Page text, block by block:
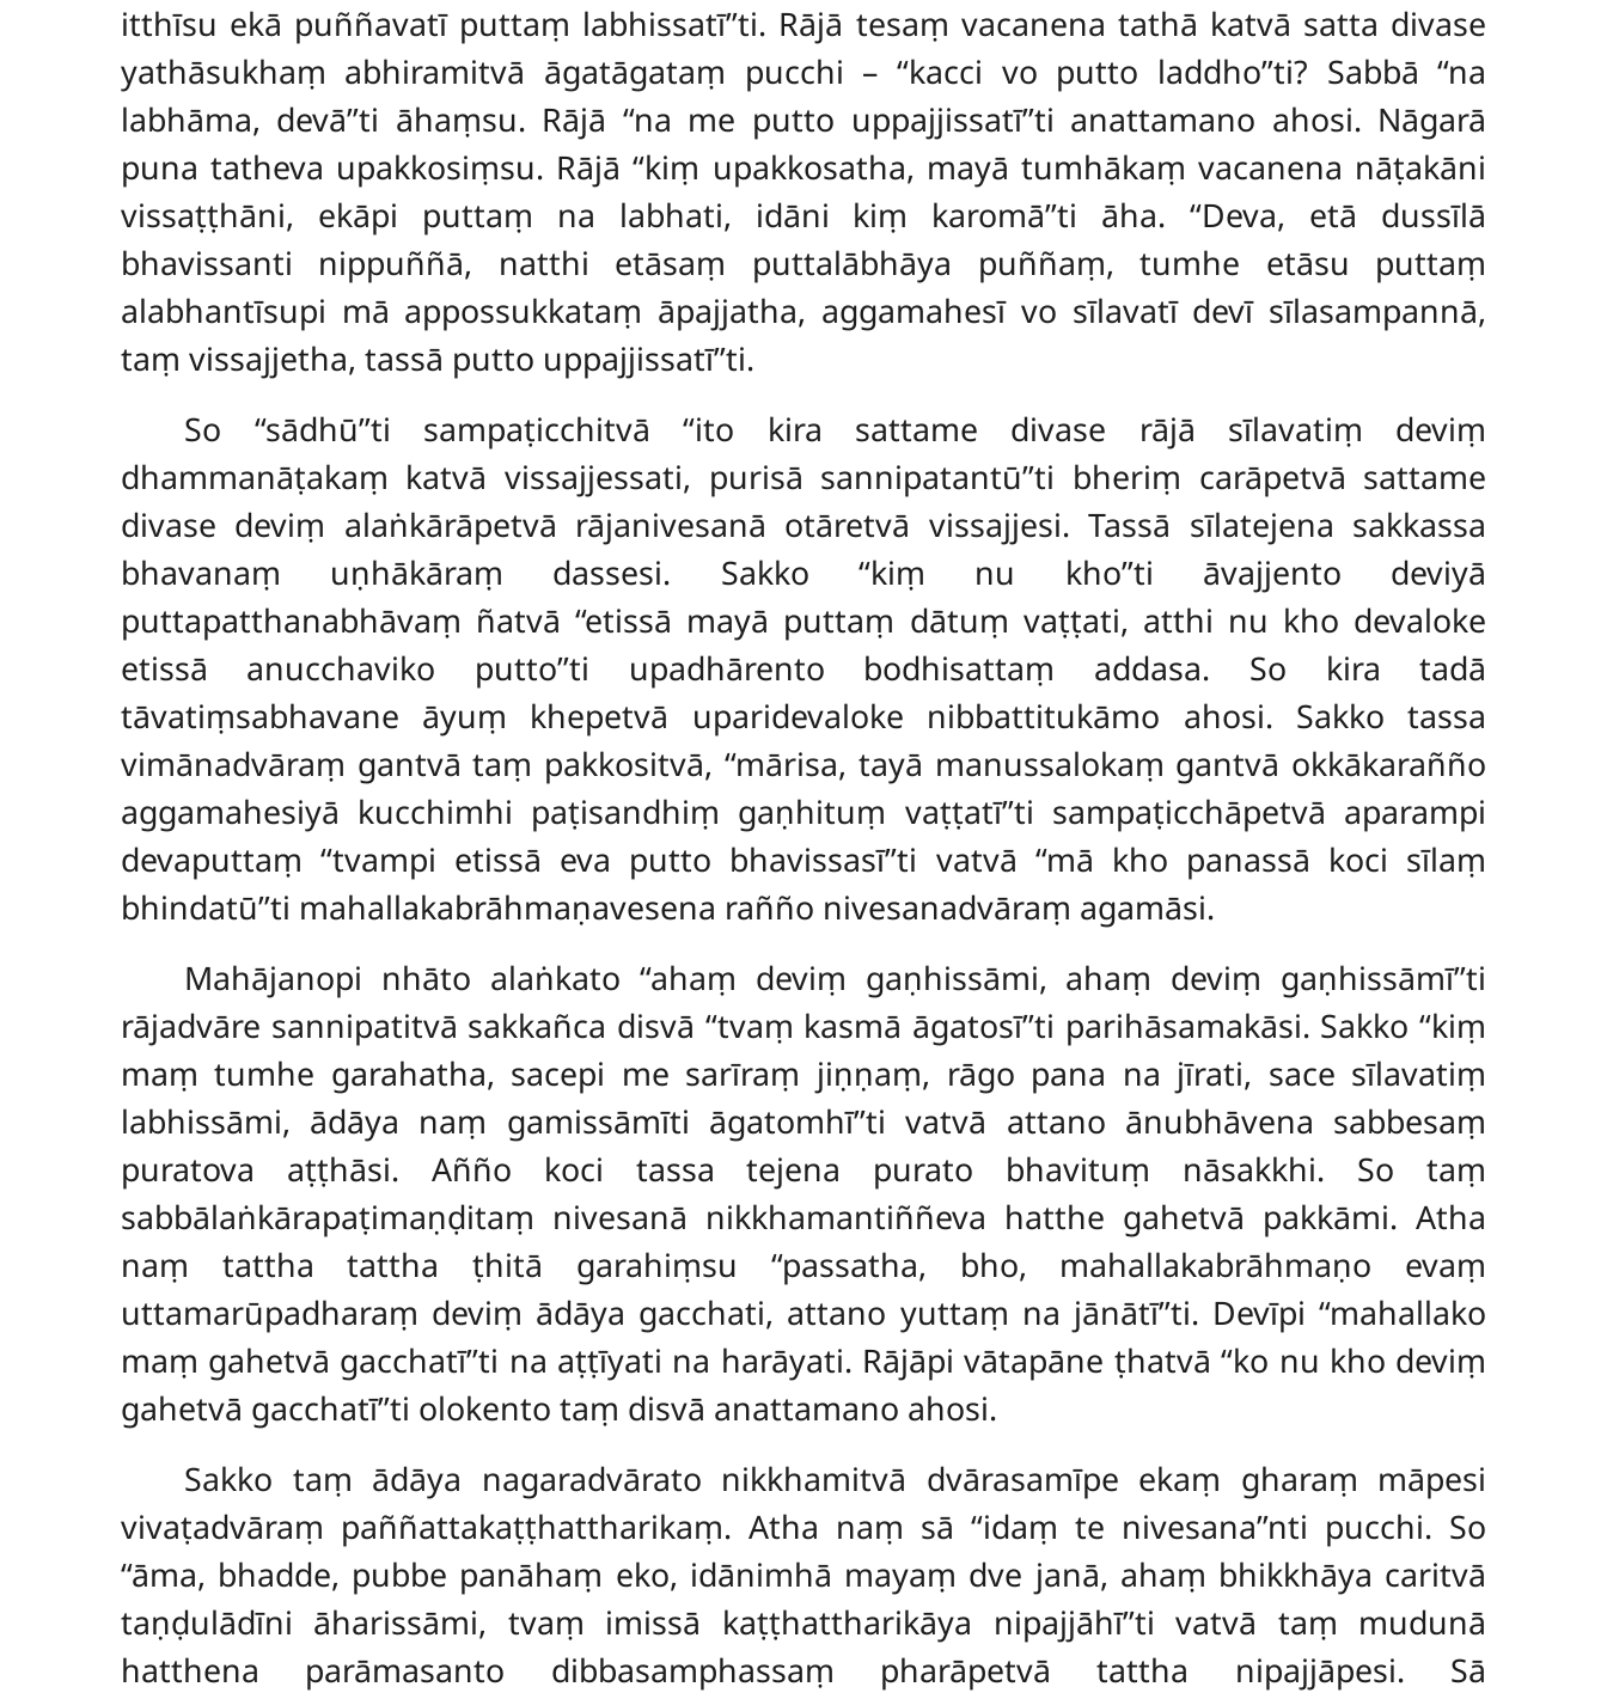
itthīsu ekā puññavatī puttaṃ labhissatī’’ti. Rājā tesaṃ vacanena tathā katvā satta divase
yathāsukhaṃ abhiramitvā āgatāgataṃ pucchi – ‘‘kacci vo putto laddho’’ti? Sabbā ‘‘na
labhāma, devā’’ti āhaṃsu. Rājā ‘‘na me putto uppajjissatī’’ti anattamano ahosi. Nāgarā
puna tatheva upakkosiṃsu. Rājā ‘‘kiṃ upakkosatha, mayā tumhākaṃ vacanena nāṭakāni
vissaṭṭhāni, ekāpi puttaṃ na labhati, idāni kiṃ karomā’’ti āha. ‘‘Deva, etā dussīlā
bhavissanti nippuññā, natthi etāsaṃ puttalābhāya puññaṃ, tumhe etāsu puttaṃ
alabhantīsupi mā appossukkataṃ āpajjatha, aggamahesī vo sīlavatī devī sīlasampannā,
taṃ vissajjetha, tassā putto uppajjissatī’’ti.
So ‘‘sādhū’’ti sampaṭicchitvā ‘‘ito kira sattame divase rājā sīlavatiṃ deviṃ
dhammanāṭakaṃ katvā vissajjessati, purisā sannipatantū’’ti bheriṃ carāpetvā sattame
divase deviṃ alaṅkārāpetvā rājanivesanā otāretvā vissajjesi. Tassā sīlatejena sakkassa
bhavanaṃ uṇhākāraṃ dassesi. Sakko ‘‘kiṃ nu kho’’ti āvajjento deviyā
puttapatthanabhāvaṃ ñatvā ‘‘etissā mayā puttaṃ dātuṃ vaṭṭati, atthi nu kho devaloke
etissā anucchaviko putto’’ti upadhārento bodhisattaṃ addasa. So kira tadā
tāvatiṃsabhavane āyuṃ khepetvā uparidevaloke nibbattitukāmo ahosi. Sakko tassa
vimānadvāraṃ gantvā taṃ pakkositvā, ‘‘mārisa, tayā manussalokaṃ gantvā okkākarañño
aggamahesiyā kucchimhi paṭisandhiṃ gaṇhituṃ vaṭṭatī’’ti sampaṭicchāpetvā aparampi
devaputtaṃ ‘‘tvampi etissā eva putto bhavissasī’’ti vatvā ‘‘mā kho panassā koci sīlaṃ
bhindatū’’ti mahallakabrāhmaṇavesena rañño nivesanadvāraṃ agamāsi.
Mahājanopi nhāto alaṅkato ‘‘ahaṃ deviṃ gaṇhissāmi, ahaṃ deviṃ gaṇhissāmī’’ti
rājadvāre sannipatitvā sakkañca disvā ‘‘tvaṃ kasmā āgatosī’’ti parihāsamakāsi. Sakko ‘‘kiṃ
maṃ tumhe garahatha, sacepi me sarīraṃ jiṇṇaṃ, rāgo pana na jīrati, sace sīlavatiṃ
labhissāmi, ādāya naṃ gamissāmīti āgatomhī’’ti vatvā attano ānubhāvena sabbesaṃ
puratova aṭṭhāsi. Añño koci tassa tejena purato bhavituṃ nāsakkhi. So taṃ
sabbālaṅkārapaṭimaṇḍitaṃ nivesanā nikkhamantiññeva hatthe gahetvā pakkāmi. Atha
naṃ tattha tattha ṭhitā garahiṃsu ‘‘passatha, bho, mahallakabrāhmaṇo evaṃ
uttamarūpadharaṃ deviṃ ādāya gacchati, attano yuttaṃ na jānātī’’ti. Devīpi ‘‘mahallako
maṃ gahetvā gacchatī’’ti na aṭṭīyati na harāyati. Rājāpi vātapāne ṭhatvā ‘‘ko nu kho deviṃ
gahetvā gacchatī’’ti olokento taṃ disvā anattamano ahosi.
Sakko taṃ ādāya nagaradvārato nikkhamitvā dvārasamīpe ekaṃ gharaṃ māpesi
vivaṭadvāraṃ paññattakaṭṭhattharikaṃ. Atha naṃ sā ‘‘idaṃ te nivesana’’nti pucchi. So
‘‘āma, bhadde, pubbe panāhaṃ eko, idānimhā mayaṃ dve janā, ahaṃ bhikkhāya caritvā
taṇḍulādīni āharissāmi, tvaṃ imissā kaṭṭhattharikāya nipajjāhī’’ti vatvā taṃ mudunā
hatthena parāmasanto dibbasamphassaṃ pharāpetvā tattha nipajjāpesi. Sā